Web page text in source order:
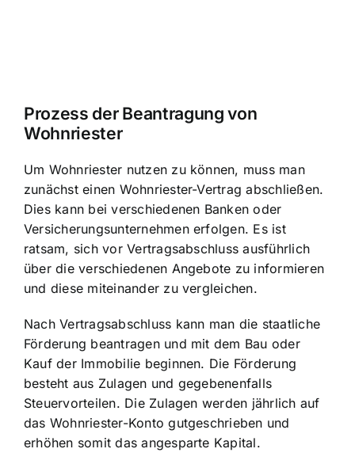
Prozess der Beantragung von
Wohnriester
Um Wohnriester nutzen zu können, muss man
zunächst einen Wohnriester-Vertrag abschließen.
Dies kann bei verschiedenen Banken oder
Versicherungsunternehmen erfolgen. Es ist
ratsam, sich vor Vertragsabschluss ausführlich
über die verschiedenen Angebote zu informieren
und diese miteinander zu vergleichen.
Nach Vertragsabschluss kann man die staatliche
Förderung beantragen und mit dem Bau oder
Kauf der Immobilie beginnen. Die Förderung
besteht aus Zulagen und gegebenenfalls
Steuervorteilen. Die Zulagen werden jährlich auf
das Wohnriester-Konto gutgeschrieben und
erhöhen somit das angesparte Kapital.